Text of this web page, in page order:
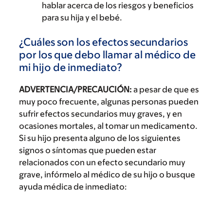
hablar acerca de los riesgos y beneficios
para su hija y el bebé.
¿Cuáles son los efectos secundarios
por los que debo llamar al médico de
mi hijo de inmediato?
ADVERTENCIA/PRECAUCIÓN: a pesar de que es
muy poco frecuente, algunas personas pueden
sufrir efectos secundarios muy graves, y en
ocasiones mortales, al tomar un medicamento.
Si su hijo presenta alguno de los siguientes
signos o síntomas que pueden estar
relacionados con un efecto secundario muy
grave, infórmelo al médico de su hijo o busque
ayuda médica de inmediato: